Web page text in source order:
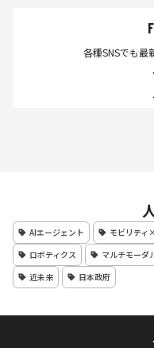
各種SNSでも最
AIエージェント モビリティ
ロボティクス
マルチモーダ
近未来
日本政府